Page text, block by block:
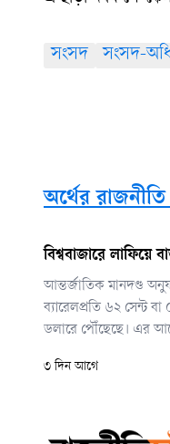
সংসদ সংসদ-
অর্থের রাজনীতি
বিশ্ববাজারে লাফিয়ে
আন্তর্জাতিক মানদণ্ড
ব্যারেলপ্রতি ৬২ সেন্ট
ডলারে পৌঁছেছে। এর
গিয়েছিল।
৩ দিন আগে